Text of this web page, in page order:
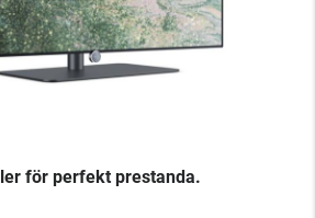
för perfekt prestanda.